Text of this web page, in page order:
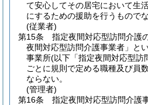
て安心してその居宅において生
にするための援助を行うもので
(従業者)
第15条
指定夜間対応型訪問介護
夜間対応型訪問介護事業者」と
事業所(以下「指定夜間対応型訪
ごとに規則で定める職種及び員
ならない。
(管理者)
第16条
指定夜間対応型訪問介護